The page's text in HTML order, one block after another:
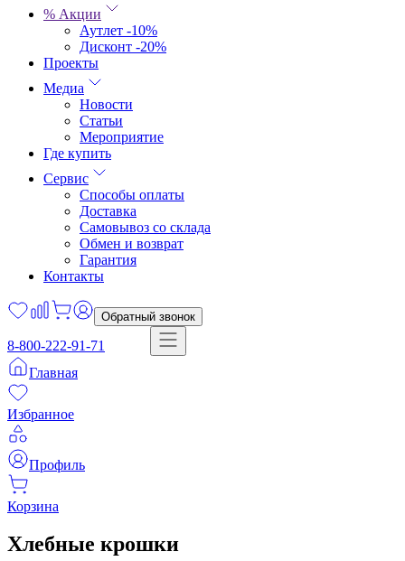
% Акции
Аутлет -10%
Дисконт -20%
Проекты
Медиа
Новости
Статьи
Мероприятие
Где купить
Сервис
Способы оплаты
Доставка
Самовывоз со склада
Обмен и возврат
Гарантия
Контакты
Обратный звонок
8-800-222-91-71
Главная
Избранное
Профиль
Корзина
Хлебные крошки